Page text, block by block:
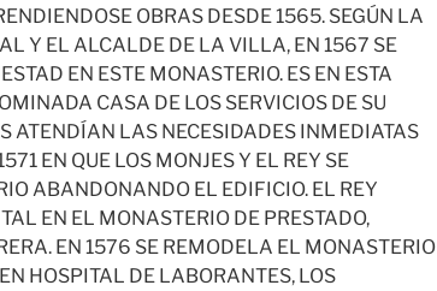
OBRAS DESDE 1565. SEGÚN LA
Y EL ALCALDE DE LA VILLA, EN 1567 SE
EN ESTE MONASTERIO. ES EN ESTA
CASA DE LOS SERVICIOS DE SU
ATENDÍAN LAS NECESIDADES INMEDIATAS
EN QUE LOS MONJES Y EL REY SE
ABANDONANDO EL EDIFICIO. EL REY
EN EL MONASTERIO DE PRESTADO,
EN 1576 SE REMODELA EL MONASTERIO
HOSPITAL DE LABORANTES, LOS